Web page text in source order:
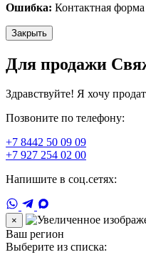
Ошибка: Контактная
Закрыть
Для продажи
Здравствуйте! Я хочу
Позвоните по телефону:
+7 8442 50 09 09
+7 927 254 02 00
Напишите в соц.сетях:
×
Ваш регион
Выберите из списка: